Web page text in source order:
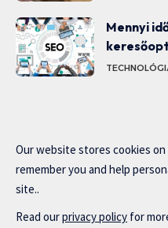
Mennyi
Our website stores cookies
remember you and help
site..
Read ourprivacy policy for